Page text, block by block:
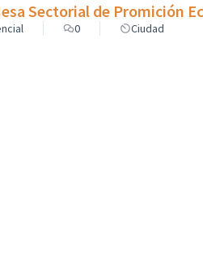
Sectorial de Promición
0 Ciudad